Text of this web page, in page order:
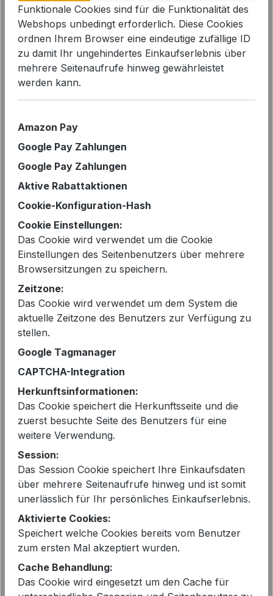
Bildergalerie überspringen
Verkaufspreis:
39,99 € %
69,00 €*
Sie sparen 42%
vorher 69,00 €
Preise inkl. MwSt. zzgl. Versandkosten
Sofort verfügbar, Lieferzeit: 2-5 Tage
Farbeauswählen
GRENADINE - WEISS
Größeauswählen
M - 38
L - 40
Produkt Anzahl: Gib den
In den Warenkorb
EAN: 2000292330524
Artikelnummer:S25F1585
Funktionale Cookies sind für die Funktionalität des
Webshops unbedingt erforderlich. Diese Cookies
ordnen Ihrem Browser eine eindeutige zufällige ID
zu damit Ihr ungehindertes Einkaufserlebnis über
mehrere Seitenaufrufe hinweg gewährleistet
werden kann.
Amazon Pay
Google Pay Zahlungen
Google Pay Zahlungen
Aktive Rabattaktionen
Cookie-Konfiguration-Hash
Cookie Einstellungen:
Das Cookie wird verwendet um die Cookie
Einstellungen des Seitenbenutzers über mehrere
Browsersitzungen zu speichern.
Zeitzone:
Das Cookie wird verwendet um dem System die
aktuelle Zeitzone des Benutzers zur Verfügung zu
stellen.
Google Tagmanager
CAPTCHA-Integration
Herkunftsinformationen:
Das Cookie speichert die Herkunftsseite und die
zuerst besuchte Seite des Benutzers für eine
weitere Verwendung.
Session:
Das Session Cookie speichert Ihre Einkaufsdaten
über mehrere Seitenaufrufe hinweg und ist somit
unerlässlich für Ihr persönliches Einkaufserlebnis.
Aktivierte Cookies:
Speichert welche Cookies bereits vom Benutzer
zum ersten Mal akzeptiert wurden.
Cache Behandlung:
Das Cookie wird eingesetzt um den Cache für